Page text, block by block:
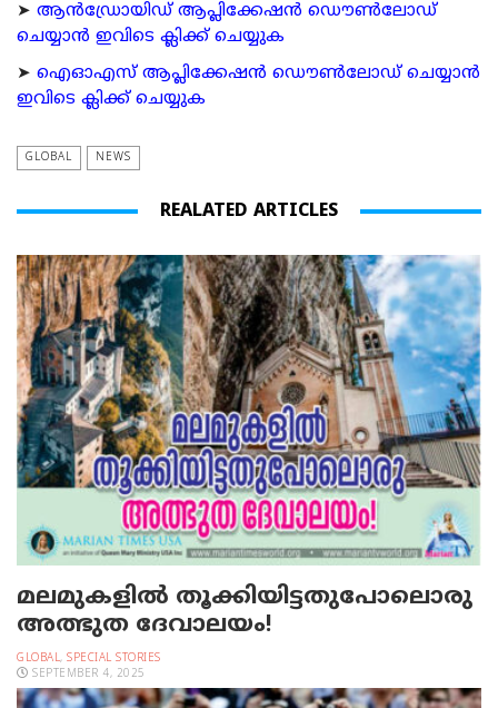
➤ ആന്‍ഡ്രോയിഡ് ആപ്ലിക്കേഷന്‍ ഡൌണ്‍ലോഡ്
ചെയ്യാന്‍ ഇവിടെ ക്ലിക്ക് ചെയ്യുക
➤ ഐഓഎസ് ആപ്ലിക്കേഷന്‍ ഡൌണ്‍ലോഡ് ചെയ്യാന്‍
ഇവിടെ ക്ലിക്ക് ചെയ്യുക
GLOBAL NEWS
REALATED ARTICLES
മലമുകളില്‍ തൂക്കിയിട്ടതുപോലൊരു
അത്ഭുത ദേവാലയം!
GLOBAL, SPECIAL STORIES
SEPTEMBER 4, 2025